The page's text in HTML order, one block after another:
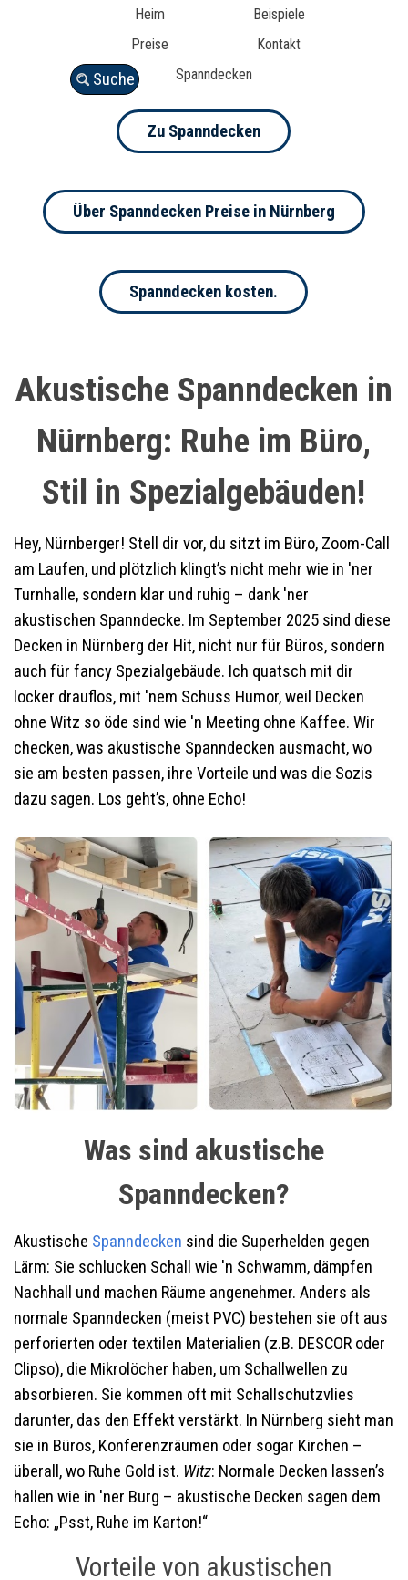
Heim
Beispiele
Preise
Kontakt
Spanndecken
Suche
Zu Spanndecken
Über Spanndecken Preise in Nürnberg
Spanndecken kosten.
Akustische Spanndecken in
Nürnberg: Ruhe im Büro,
Stil in Spezialgebäuden!
Hey, Nürnberger! Stell dir vor, du sitzt im Büro, Zoom-Call
am Laufen, und plötzlich klingt’s nicht mehr wie in 'ner
Turnhalle, sondern klar und ruhig – dank 'ner
akustischen Spanndecke. Im September 2025 sind diese
Decken in Nürnberg der Hit, nicht nur für Büros, sondern
auch für fancy Spezialgebäude. Ich quatsch mit dir
locker drauflos, mit 'nem Schuss Humor, weil Decken
ohne Witz so öde sind wie 'n Meeting ohne Kaffee. Wir
checken, was akustische Spanndecken ausmacht, wo
sie am besten passen, ihre Vorteile und was die Sozis
dazu sagen. Los geht’s, ohne Echo!
Was sind akustische
Spanndecken?
Akustische Spanndecken sind die Superhelden gegen
Lärm: Sie schlucken Schall wie 'n Schwamm, dämpfen
Nachhall und machen Räume angenehmer. Anders als
normale Spanndecken (meist PVC) bestehen sie oft aus
perforierten oder textilen Materialien (z.B. DESCOR oder
Clipso), die Mikrolöcher haben, um Schallwellen zu
absorbieren. Sie kommen oft mit Schallschutzvlies
darunter, das den Effekt verstärkt. In Nürnberg sieht man
sie in Büros, Konferenzräumen oder sogar Kirchen –
überall, wo Ruhe Gold ist. Witz: Normale Decken lassen’s
hallen wie in 'ner Burg – akustische Decken sagen dem
Echo: „Psst, Ruhe im Karton!“
Vorteile von akustischen